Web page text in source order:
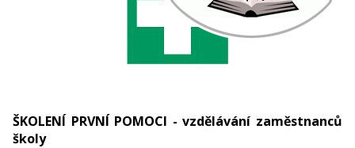
ŠKOLENÍ PRVNÍ POMOCI - vzdělávání zaměstnanců
školy